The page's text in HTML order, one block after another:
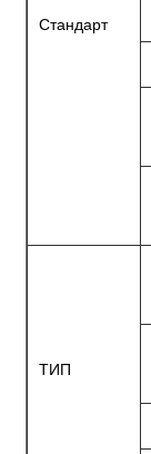
Стандарт
ТИП